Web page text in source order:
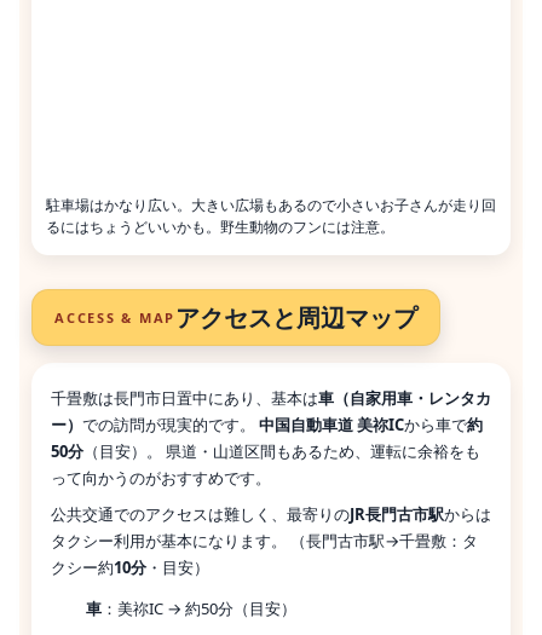
駐車場はかなり広い。大きい広場もあるので小さいお子さんが走り回
るにはちょうどいいかも。野生動物のフンには注意。
ACCESS & MAP アクセスと周辺マップ
千畳敷は長門市日置中にあり、基本は車（自家用車・レンタカ
ー） での訪問が現実的です。 中国自動車道 美祢ICから車で約
50分 （目安）。 県道・山道区間もあるため、運転に余裕をも
って向かうのがおすすめです。
公共交通でのアクセスは難しく、最寄りのJR長門古市駅からは
タクシー利用が基本になります。 （長門古市駅→千畳敷：タ
クシー約10分 ・目安）
車：美祢IC → 約50分（目安）